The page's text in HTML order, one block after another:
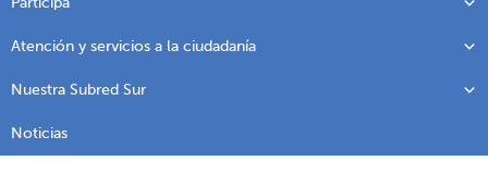
Participa
Atención y servicios a la ciudadanía
Nuestra Subred Sur
Noticias